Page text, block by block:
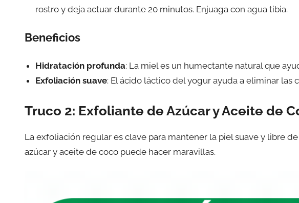
rostro y deja actuar durante 20 minutos. Enjuaga con agua tibia.
Beneficios
Hidratación profunda: La miel es un humectante natural que
Exfoliación suave: El ácido láctico del yogur ayuda a eliminar las
Truco 2: Exfoliante de Azúcar y Aceite de
La exfoliación regular es clave para mantener la piel suave y libre
azúcar y aceite de coco puede hacer maravillas.